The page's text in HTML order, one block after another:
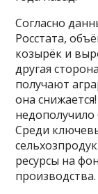
Согласно
Росстата,
козырёк и
другая
получают
она
Среди
ресурсы на
производства.